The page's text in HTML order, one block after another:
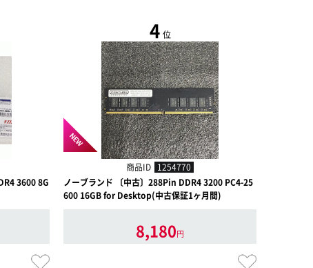
3600 8G
4 位
NEW
商品ID 1254770
ノーブランド 〔中古〕288Pin DDR4 3200 PC4-25
600 16GB for Desktop(中古保証1ヶ月間)
8,180円